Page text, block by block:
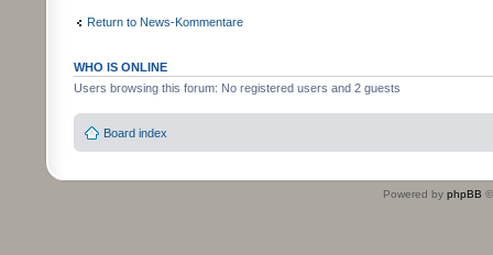
Return to News-Kommentare
WHO IS ONLINE
Users browsing this forum: No registered users and 2 guests
Board index
Powered by phpBB